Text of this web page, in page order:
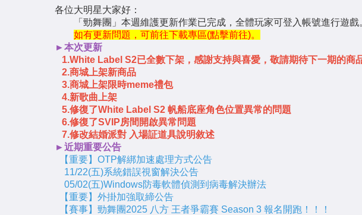
各位大明星大家好：
「勁舞團」本週維護更新作業已完成，全體玩家可登入帳號進行遊戲
如有更新問題，可前往下載專區(點擊前往)。
►本次更新
1.White Label S2已全數下架，感謝支持與喜愛，敬請期待下一期的商
2.商城上架新商品
3.商城上架限時meme禮包
4.新歌曲上架
5.修復了White Label S2 帆船底座角色位置異常的問題
6.修復了SVIP房間開啟異常問題
7.修改結婚派對 入場証道具說明敘述
►近期重要公告
【重要】OTP解綁加速處理方式公告
11/22(五)系統錯誤視窗解決公告
05/02(五)Windows防毒軟體偵測到病毒解決辦法
【重要】外掛加強取締公告
【賽事】勁舞團2025 八方 王者爭霸賽 Season 3 報名開跑！！！